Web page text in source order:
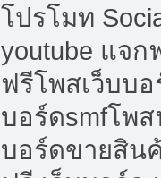
โปรโมท
youtube แจก
ฟรีโพสเว็บบอ
บอร์ดsmfโพ
บอร์ดขายสิน